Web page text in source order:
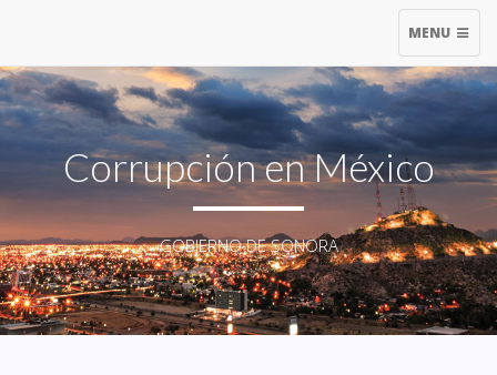
TOGGLE
NAVIGATION
MENU
Corrupción en México
GOBIERNO DE SONORA